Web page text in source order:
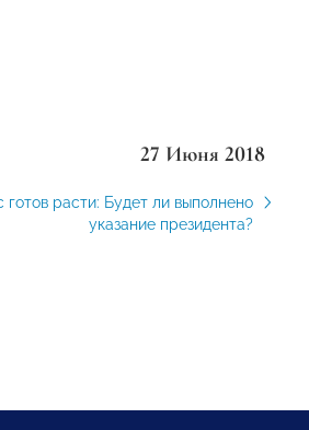
27 Июня 2018
готов расти: Будет ли выполнено
указание президента?